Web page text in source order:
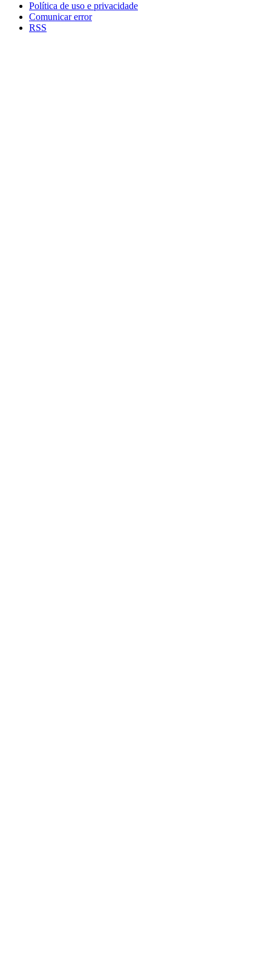
Política de uso e privacidade
Comunicar error
RSS